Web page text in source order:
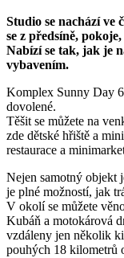
Studio se nachází ve
se z předsíně,
Nabízí se tak, jak je
vybavením.
Komplex Sunny Day
dovolené.
Těšit se můžete na
zde dětské hřiště a
restaurace a
Nejen samotný objekt
je plné možností, jak
V okolí se můžete
Kubáň a motokárová
vzdáleny jen několik
pouhých 18 kilometrů